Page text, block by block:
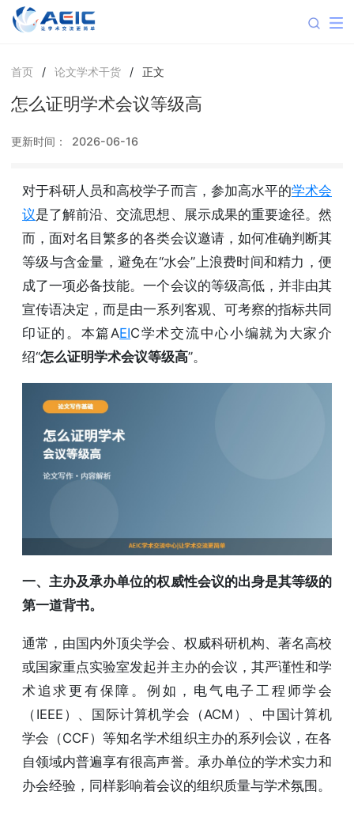
首页 / 论文学术干货 / 正文
怎么证明学术会议等级高
更新时间： 2026-06-16
对于科研人员和高校学子而言，参加高水平的学术会
议是了解前沿、交流思想、展示成果的重要途径。然
而，面对名目繁多的各类会议邀请，如何准确判断其
等级与含金量，避免在“水会”上浪费时间和精力，便
成了一项必备技能。一个会议的等级高低，并非由其
宣传语决定，而是由一系列客观、可考察的指标共同
印证的。本篇AEIC学术交流中心小编就为大家介
绍“怎么证明学术会议等级高”。
一、主办及承办单位的权威性会议的出身是其等级的
第一道背书。
通常，由国内外顶尖学会、权威科研机构、著名高校
或国家重点实验室发起并主办的会议，其严谨性和学
术追求更有保障。例如，电气电子工程师学会
（IEEE）、国际计算机学会（ACM）、中国计算机
学会（CCF）等知名学术组织主办的系列会议，在各
自领域内普遍享有很高声誉。承办单位的学术实力和
办会经验，同样影响着会议的组织质量与学术氛围。